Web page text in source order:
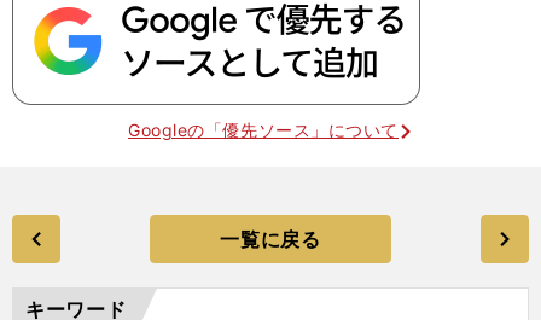
Googleの「優先ソース」について
一覧に戻る
キーワード